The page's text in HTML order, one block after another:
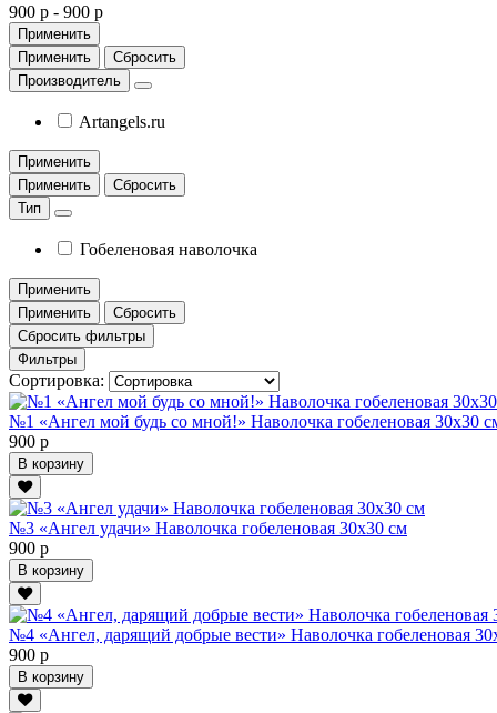
900 р - 900 р
Применить
Применить
Сбросить
Производитель
Artangels.ru
Применить
Применить
Сбросить
Тип
Гобеленовая наволочка
Применить
Применить
Сбросить
Сбросить фильтры
Фильтры
Сортировка:
№1 «Ангел мой будь со мной!» Наволочка гобеленовая 30х30
900 р
В корзину
№3 «Ангел удачи» Наволочка гобеленовая 30х30 см
900 р
В корзину
№4 «Ангел, дарящий добрые вести» Наволочка гобеленовая
900 р
В корзину